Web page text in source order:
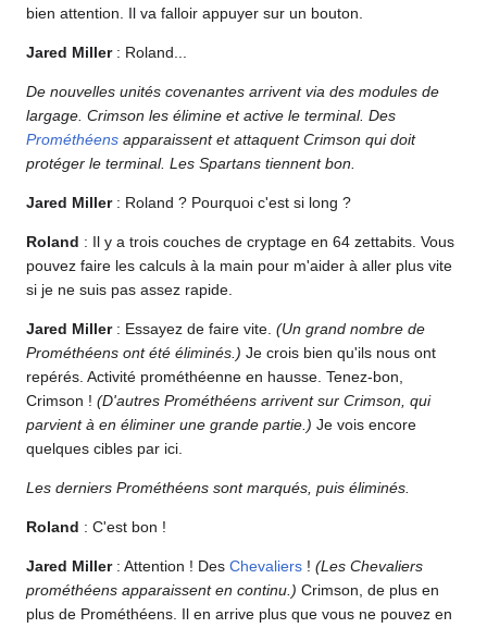
bien attention. Il va falloir appuyer sur un bouton.
Jared Miller: Roland...
De nouvelles unités covenantes arrivent via des modules de
largage. Crimson les élimine et active le terminal. Des
Prométhéens apparaissent et attaquent Crimson qui doit
protéger le terminal. Les Spartans tiennent bon.
Jared Miller: Roland ? Pourquoi c'est si long ?
Roland : Il y a trois couches de cryptage en 64 zettabits. Vous
pouvez faire les calculs à la main pour m'aider à aller plus vite
si je ne suis pas assez rapide.
Jared Miller: Essayez de faire vite. (Un grand nombre de
Prométhéens ont été éliminés.) Je crois bien qu'ils nous ont
repérés. Activité prométhéenne en hausse. Tenez-bon,
Crimson ! (D'autres Prométhéens arrivent sur Crimson, qui
parvient à en éliminer une grande partie.) Je vois encore
quelques cibles par ici.
Les derniers Prométhéens sont marqués, puis éliminés.
Roland : C'est bon !
Jared Miller: Attention ! Des Chevaliers ! (Les Chevaliers
prométhéens apparaissent en continu.) Crimson, de plus en
plus de Prométhéens. Il en arrive plus que vous ne pouvez en